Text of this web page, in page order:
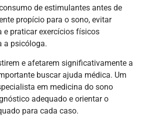
de estimulantes antes de
propício para o sono, evitar
e praticar exercícios físicos
a psicóloga.
e afetarem significativamente a
buscar ajuda médica. Um
em medicina do sono
adequado e orientar o
para cada caso.